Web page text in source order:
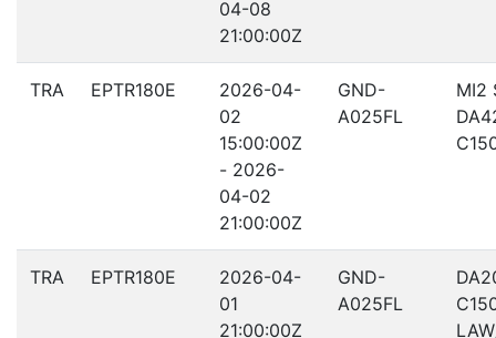
04-08
21:00:00Z
TRA EPTR180E
2026-04-
02
15:00:00Z
- 2026-
04-02
21:00:00Z
GND-
A025FL
MI2
TRA EPTR180E
2026-04-
01
21:00:00Z
GND-
A025FL